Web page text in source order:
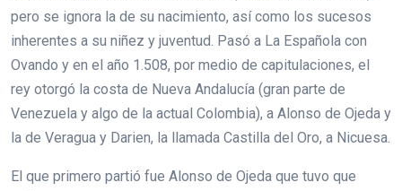
pero se ignora la de su nacimiento, así como los sucesos
inherentes a su niñez y juventud. Pasó a La Española con
Ovando y en el año 1.508, por medio de capitulaciones, el
rey otorgó la costa de Nueva Andalucía (gran parte de
Venezuela y algo de la actual Colombia), a Alonso de Ojeda y
la de Veragua y Darien, la llamada Castilla del Oro, a Nicuesa.
El que primero partió fue Alonso de Ojeda que tuvo que